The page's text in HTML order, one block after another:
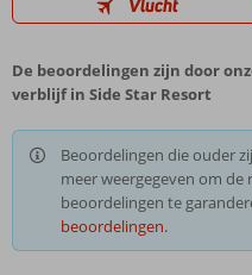
Vlucht
De beoordelingen zijn door
verblijf in Side Star Resort
Beoordelingen die ouder
meer weergegeven om
beoordelingen te
beoordelingen.